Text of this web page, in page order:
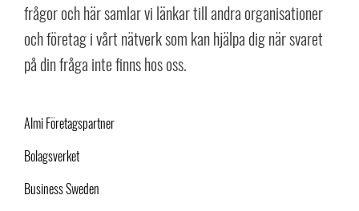
frågor och här samlar vi länkar till andra organisationer
och företag i vårt nätverk som kan hjälpa dig när svaret
på din fråga inte finns hos oss.
Almi Företagspartner
Bolagsverket
Business Sweden